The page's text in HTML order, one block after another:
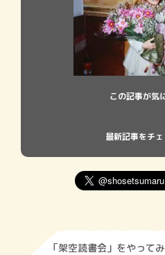
この記事が気
最新記事をチ
「架空読書会」をやって